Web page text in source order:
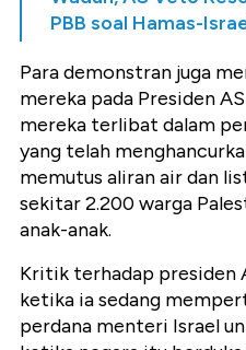
PBB soal Hamas-
Para demonstran juga
mereka pada Presiden
mereka terlibat dalam
yang telah
memutus aliran air dan
sekitar 2.200 warga
anak-anak.
Kritik terhadap presiden
ketika ia sedang
perdana menteri Israel